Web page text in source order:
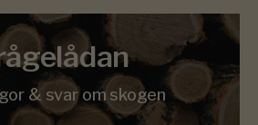
& svar om skogen